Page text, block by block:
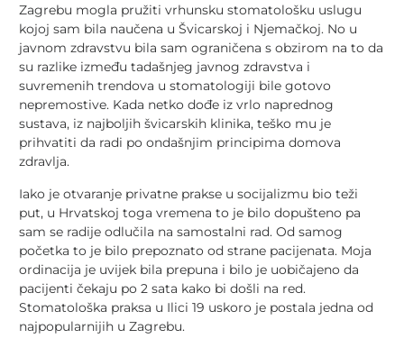
Zagrebu mogla pružiti vrhunsku stomatološku uslugu
kojoj sam bila naučena u Švicarskoj i Njemačkoj. No u
javnom zdravstvu bila sam ograničena s obzirom na to da
su razlike između tadašnjeg javnog zdravstva i
suvremenih trendova u stomatologiji bile gotovo
nepremostive. Kada netko dođe iz vrlo naprednog
sustava, iz najboljih švicarskih klinika, teško mu je
prihvatiti da radi po ondašnjim principima domova
zdravlja.
Iako je otvaranje privatne prakse u socijalizmu bio teži
put, u Hrvatskoj toga vremena to je bilo dopušteno pa
sam se radije odlučila na samostalni rad. Od samog
početka to je bilo prepoznato od strane pacijenata. Moja
ordinacija je uvijek bila prepuna i bilo je uobičajeno da
pacijenti čekaju po 2 sata kako bi došli na red.
Stomatološka praksa u Ilici 19 uskoro je postala jedna od
najpopularnijih u Zagrebu.